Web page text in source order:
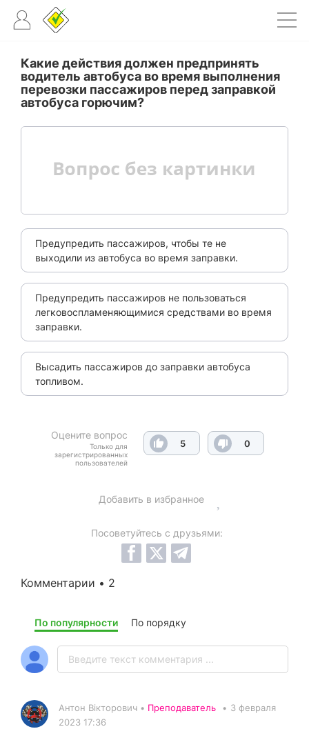
Какие действия должен предпринять
водитель автобуса во время выполнения
перевозки пассажиров перед заправкой
автобуса горючим?
Предупредить пассажиров, чтобы те не
выходили из автобуса во время заправки.
Предупредить пассажиров не пользоваться
легковоспламеняющимися средствами во время
заправки.
Высадить пассажиров до заправки автобуса
топливом.
Оцените вопрос
Только для
зарегистрированных
пользователей
5 0
Добавить в избранное
Посоветуйтесь с друзьями:
Комментарии • 2
По популярности По порядку
Антон Вікторович • Преподаватель • 3 февраля
2023 17:36